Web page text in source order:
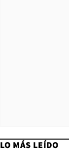
LO MÁS LEÍDO